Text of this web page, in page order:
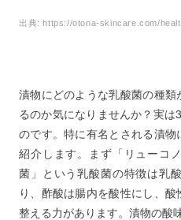
出典:https://otona-skincare.com/
漬物にどのような乳酸菌の種
るのか気になりませんか？実は
のです。特に有名とされる漬
紹介します。まず「リューコ
菌」という乳酸菌の特徴は乳
り、酢酸は腸内を酸性にし、
整える力があります。漬物の酸